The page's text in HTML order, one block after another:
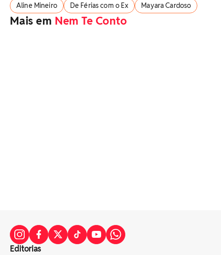
Aline Mineiro De Férias com o Ex Mayara Cardoso
Mais em Nem Te Conto
Editorias